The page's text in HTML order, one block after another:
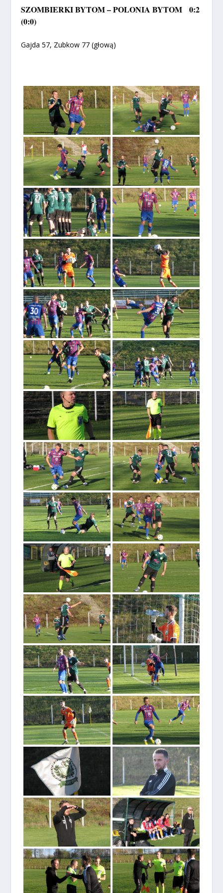
SZOMBIERKI BYTOM – POLONIA BYTOM 0:2
(0:0)
Gajda 57, Zubkow 77 (głową)